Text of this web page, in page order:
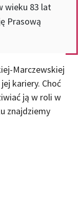
wieku 83 lat
Prasową
Marczewskiej
kariery. Choć
ją w roli w
znajdziemy